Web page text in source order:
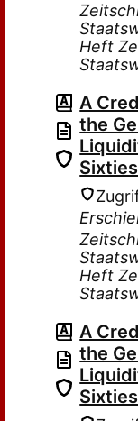
Heft
A
the
Sixties
Heft
A
the
Sixties